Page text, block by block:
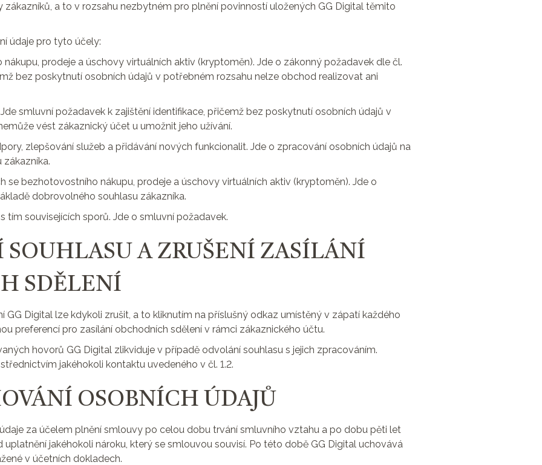
a to v rozsahu nezbytném pro plnění povinností uložených GG Digital těmito
údaje pro tyto účely:
nákupu, prodeje a úschovy virtuálních aktiv (kryptoměn). Jde o zákonný požadavek dle čl.
bez poskytnutí osobních údajů v potřebném rozsahu nelze obchod realizovat ani
smluvní požadavek k zajištění identifikace, přičemž bez poskytnutí osobních údajů v
vést zákaznický účet u umožnit jeho užívání.
zlepšování služeb a přidávání nových funkcionalit. Jde o zpracování osobních údajů na
se bezhotovostního nákupu, prodeje a úschovy virtuálních aktiv (kryptoměn). Jde o
dobrovolného souhlasu zákazníka.
tím souvisejících sporů. Jde o smluvní požadavek.
A ZRUŠENÍ ZASÍLÁNÍ
SDĚLENÍ
GG Digital lze kdykoli zrušit, a to kliknutím na příslušný odkaz umístěný v zápatí každého
preferencí pro zasílání obchodních sdělení v rámci zákaznického účtu.
hovorů GG Digital zlikviduje v případě odvolání souhlasu s jejich zpracováním.
jakéhokoli kontaktu uvedeného v čl. 1.2.
OSOBNÍCH ÚDAJŮ
za účelem plnění smlouvy po celou dobu trvání smluvního vztahu a po dobu pěti let
jakéhokoli nároku, který se smlouvou souvisí. Po této době GG Digital uchovává
v účetních dokladech.